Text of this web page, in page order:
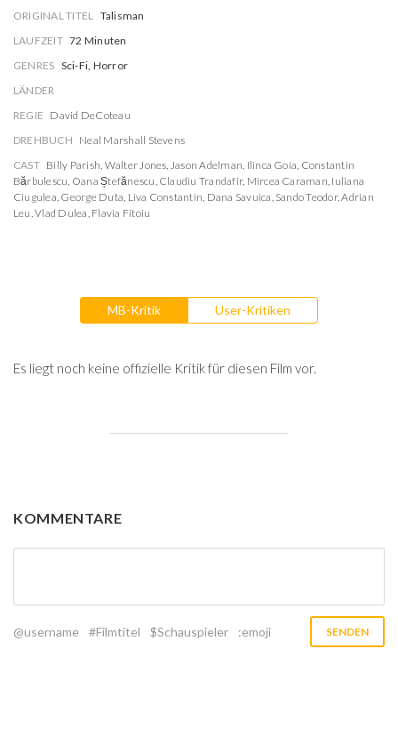
ORIGINAL TITEL Talisman
LAUFZEIT 72 Minuten
GENRES Sci-Fi, Horror
LÄNDER
REGIE David DeCoteau
DREHBUCH Neal Marshall Stevens
CAST Billy Parish, Walter Jones, Jason Adelman, Ilinca Goia, Constantin
Bărbulescu, Oana Ștefănescu, Claudiu Trandafir, Mircea Caraman, Iuliana
Ciugulea, George Duta, Liva Constantin, Dana Savuica, Sando Teodor,Adrian
Leu,Vlad Dulea, Flavia Fitoiu
MB-Kritik User-Kritiken
Es liegt noch keine offizielle Kritik für diesen Film vor.
KOMMENTARE
@username #Filmtitel $Schauspieler :emoji